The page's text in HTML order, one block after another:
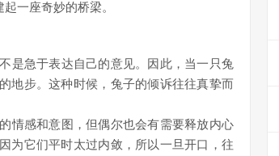
一座奇妙的桥梁。
是急于表达自己的意见。因此，当一只兔
地步。这种时候，兔子的倾诉往往真挚而
情感和意图，但偶尔也会有需要释放内心
为它们平时太过内敛，所以一旦开口，往